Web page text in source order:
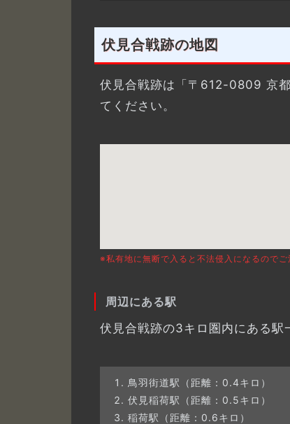
伏見合戦跡の地図
伏見合戦跡は「〒612-0809 京
てください。
※私有地に無断で入ると不法侵入になるので
周辺にある駅
伏見合戦跡の3キロ圏内にある駅
鳥羽街道駅（距離：0.4キロ）
伏見稲荷駅（距離：0.5キロ）
稲荷駅（距離：0.6キロ）